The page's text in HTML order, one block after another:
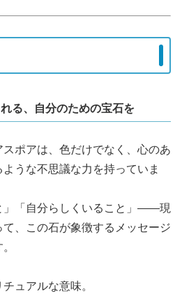
る、自分のための宝石を
ポアは、色だけでなく、心のあ
うな不思議な力を持っていま
」「自分らしくいること」――現
、この石が象徴するメッセージ
ュアルな意味。